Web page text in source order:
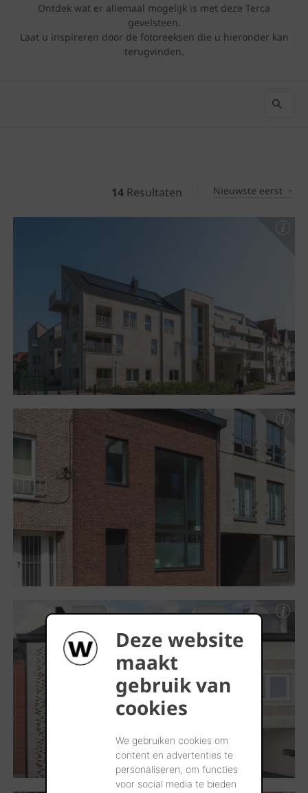
Deze website
maakt
gebruik van
cookies
We gebruiken cookies om
content en advertenties te
personaliseren, om functies
voor social media te bieden
Ontdek wat er allemaal mogelijk is met deze Terca
gevelsteen.
Laat u inspireren door de fotoreeksen die u hieronder kan
terugvinden.
14 Resultaten Nieuwste eerst